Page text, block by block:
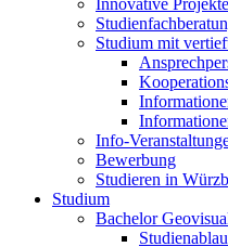
Innovative Projekte
Studium mit
Info-
Bewerbung
Studieren in
Studium
Bachelor